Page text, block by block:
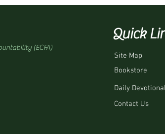
(ECFA)
Quick
Site Map
Bookstore
Daily
Contact Us